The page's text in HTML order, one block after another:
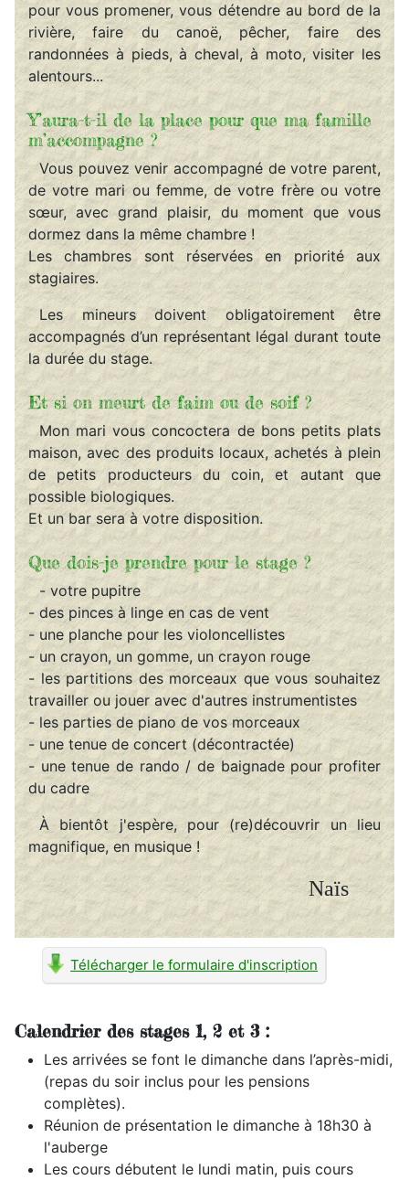
pour vous promener, vous détendre au bord de la
rivière, faire du canoë, pêcher, faire des
randonnées à pieds, à cheval, à moto, visiter les
alentours...
Y’aura-t-il de la place pour que ma famille
m’accompagne ?
Vous pouvez venir accompagné de votre parent,
de votre mari ou femme, de votre frère ou votre
sœur, avec grand plaisir, du moment que vous
dormez dans la même chambre !
Les chambres sont réservées en priorité aux
stagiaires.
Les mineurs doivent obligatoirement être
accompagnés d’un représentant légal durant toute
la durée du stage.
Et si on meurt de faim ou de soif ?
Mon mari vous concoctera de bons petits plats
maison, avec des produits locaux, achetés à plein
de petits producteurs du coin, et autant que
possible biologiques.
Et un bar sera à votre disposition.
Que dois-je prendre pour le stage ?
- votre pupitre
- des pinces à linge en cas de vent
- une planche pour les violoncellistes
- un crayon, un gomme, un crayon rouge
- les partitions des morceaux que vous souhaitez
travailler ou jouer avec d'autres instrumentistes
- les parties de piano de vos morceaux
- une tenue de concert (décontractée)
- une tenue de rando / de baignade pour profiter
du cadre
À bientôt j'espère, pour (re)découvrir un lieu
magnifique, en musique !
Naïs
Télécharger le formulaire d'inscription
Calendrier des stages 1, 2 et 3 :
Les arrivées se font le dimanche dans l’après-midi,
(repas du soir inclus pour les pensions
complètes).
Réunion de présentation le dimanche à 18h30 à
l'auberge
Les cours débutent le lundi matin, puis cours